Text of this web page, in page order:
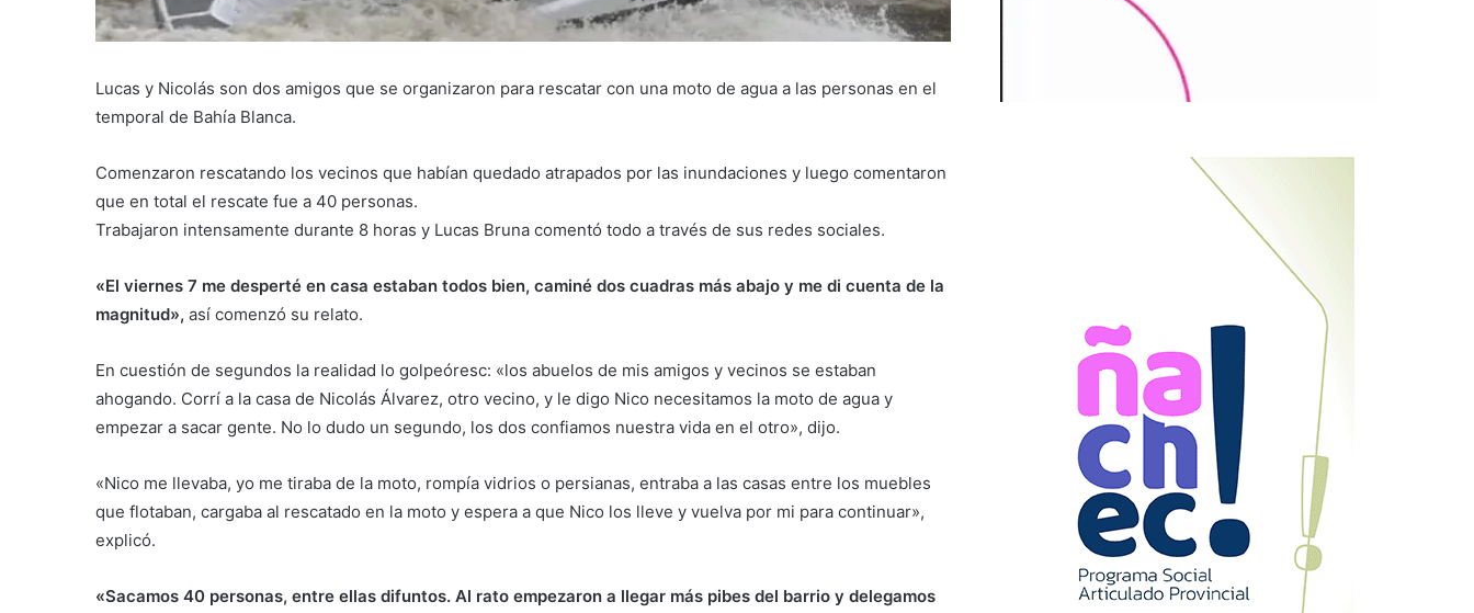
Lucas y Nicolás son dos amigos que se organizaron para rescatar con una moto de agua a las personas en el
temporal de Bahía Blanca.
Comenzaron rescatando los vecinos que habían quedado atrapados por las inundaciones y luego comentaron
que en total el rescate fue a 40 personas.
Trabajaron intensamente durante 8 horas y Lucas Bruna comentó todo a través de sus redes sociales.
«El viernes 7 me desperté en casa estaban todos bien, caminé dos cuadras más abajo y me di cuenta de la
magnitud», así comenzó su relato.
En cuestión de segundos la realidad lo golpeóresc: «los abuelos de mis amigos y vecinos se estaban
ahogando. Corrí a la casa de Nicolás Álvarez, otro vecino, y le digo Nico necesitamos la moto de agua y
empezar a sacar gente. No lo dudo un segundo, los dos confiamos nuestra vida en el otro», dijo.
«Nico me llevaba, yo me tiraba de la moto, rompía vidrios o persianas, entraba a las casas entre los muebles
que flotaban, cargaba al rescatado en la moto y espera a que Nico los lleve y vuelva por mi para continuar»,
explicó.
«Sacamos 40 personas, entre ellas difuntos. Al rato empezaron a llegar más pibes del barrio y delegamos